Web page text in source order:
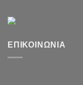
ΕΠΙΚΟΙΝΩΝΊΑ